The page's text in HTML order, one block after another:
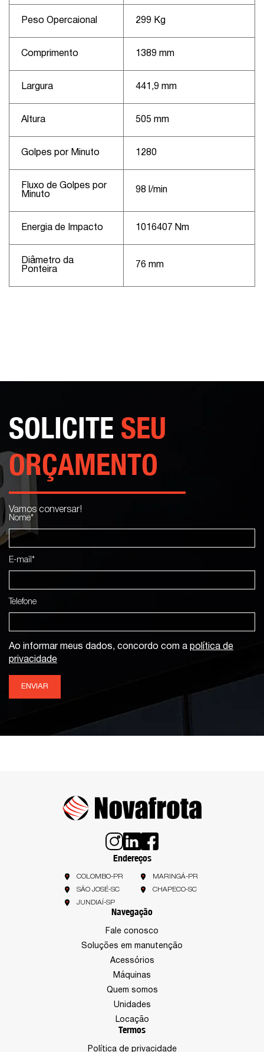
Peso Opercaional 299 Kg
Comprimento 1389 mm
Largura 441,9 mm
Altura 505 mm
Golpes por Minuto 1280
Fluxo de Golpes por
Minuto
98 l/min
Energia de Impacto 1016407 Nm
Diâmetro da
Ponteira
76 mm
SOLICITE SEU
ORÇAMENTO
Vamos conversar!
Nome*
E-mail*
Telefone
Ao informar meus dados, concordo com a política de
privacidade
ENVIAR
Endereços
COLOMBO-PR
MARINGÁ-PR
SÃO JOSÉ-SC
CHAPECO-SC
JUNDIAÍ-SP
Navegação
Fale conosco
Soluções em manutenção
Acessórios
Máquinas
Quem somos
Unidades
Locação
Termos
Política de privacidade